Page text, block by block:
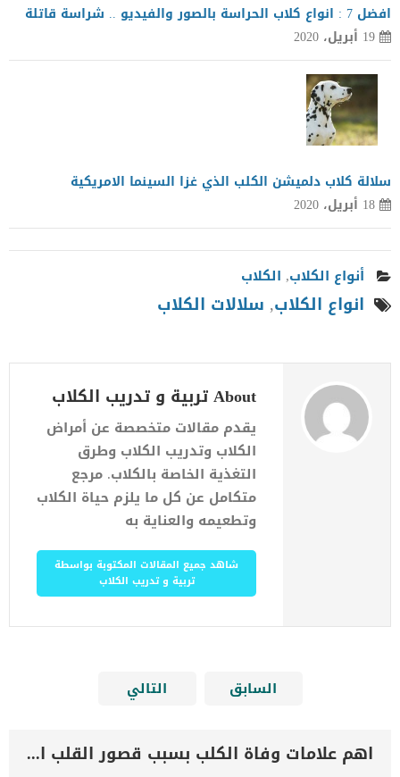
افضل 7 : انواع كلاب الحراسة بالصور والفيديو .. شراسة قاتلة
19 أبريل، 2020
سلالة كلاب دلميشن الكلب الذي غزا السينما الامريكية
18 أبريل، 2020
أنواع الكلاب, الكلاب
انواع الكلاب, سلالات الكلاب
About تربية و تدريب الكلاب
يقدم مقالات متخصصة عن أمراض
الكلاب وتدريب الكلاب وطرق
التغذية الخاصة بالكلاب. مرجع
متكامل عن كل ما يلزم حياة الكلاب
وتطعيمه والعناية به
شاهد جميع المقالات المكتوبة بواسطة
تربية و تدريب الكلاب
السابق التالي
اهم علامات وفاة الكلب بسبب قصور القلب الاحتقانى